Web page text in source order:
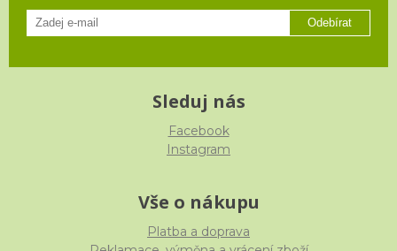
Odebírat
Sleduj nás
Facebook
Instagram
Vše o nákupu
Platba a doprava